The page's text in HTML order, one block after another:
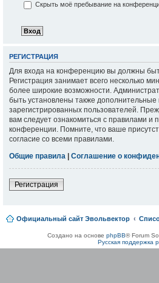
Скрыть моё пребывание на
РЕГИСТРАЦИЯ
Для входа на конференцию вы должны
Регистрация занимает всего несколько
более широкие возможности.
быть установлены также дополнительные
зарегистрированных пользователей.
вам следует ознакомиться с правилами и
конференции. Помните, что ваше
согласие со всеми правилами.
Общие правила | Соглашение о
Регистрация
Официальный сайт Эвольвектор
Создано на основе phpBB® Forum
Русская поддержка